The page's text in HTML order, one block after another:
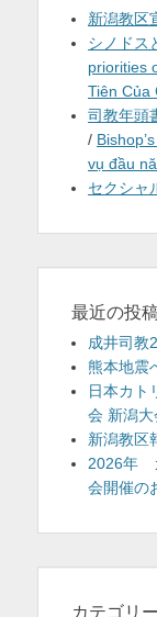
新潟教区
シノドス
priorities
Tiên Của
司教年頭
/
vụ đầu
セクシャ
最近の投
成井司教
熊本地震
日本カト
会 新潟大
新潟教区
2026年
会開催の
カテゴリー